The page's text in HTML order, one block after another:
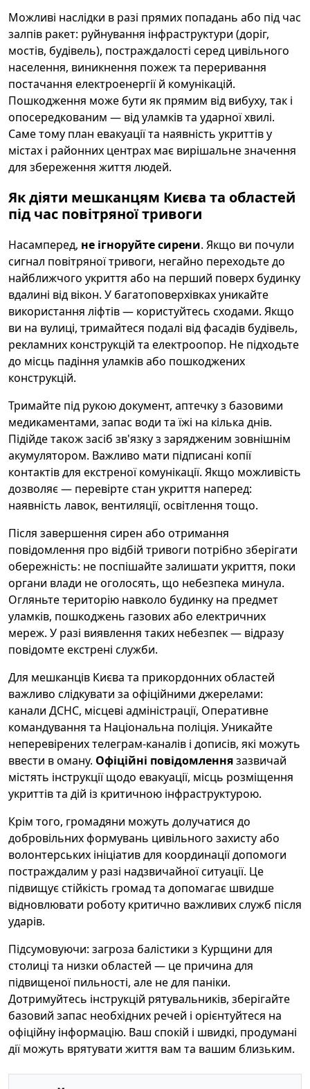
Можливі наслідки в разі прямих попадань або під час
залпів ракет: руйнування інфраструктури (доріг,
мостів, будівель), постраждалості серед цивільного
населення, виникнення пожеж та переривання
постачання електроенергії й комунікацій.
Пошкодження може бути як прямим від вибуху, так і
опосередкованим — від уламків та ударної хвилі.
Саме тому план евакуації та наявність укриттів у
містах і районних центрах має вирішальне значення
для збереження життя людей.
Як діяти мешканцям Києва та областей
під час повітряної тривоги
Насамперед, не ігноруйте сирени. Якщо ви почули
сигнал повітряної тривоги, негайно переходьте до
найближчого укриття або на перший поверх будинку
вдалині від вікон. У багатоповерхівках уникайте
використання ліфтів — користуйтесь сходами. Якщо
ви на вулиці, тримайтеся подалі від фасадів будівель,
рекламних конструкцій та електроопор. Не підходьте
до місць падіння уламків або пошкоджених
конструкцій.
Тримайте під рукою документ, аптечку з базовими
медикаментами, запас води та їжі на кілька днів.
Підійде також засіб зв'язку з зарядженим зовнішнім
акумулятором. Важливо мати підписані копії
контактів для екстреної комунікації. Якщо можливість
дозволяє — перевірте стан укриття наперед:
наявність лавок, вентиляції, освітлення тощо.
Після завершення сирен або отримання
повідомлення про відбій тривоги потрібно зберігати
обережність: не поспішайте залишати укриття, поки
органи влади не оголосять, що небезпека минула.
Огляньте територію навколо будинку на предмет
уламків, пошкоджень газових або електричних
мереж. У разі виявлення таких небезпек — відразу
повідомте екстрені служби.
Для мешканців Києва та прикордонних областей
важливо слідкувати за офіційними джерелами:
канали ДСНС, місцеві адміністрації, Оперативне
командування та Національна поліція. Уникайте
неперевірених телеграм-каналів і дописів, які можуть
ввести в оману. Офіційні повідомленнязазвичай
містять інструкції щодо евакуації, місць розміщення
укриттів та дій із критичною інфраструктурою.
Крім того, громадяни можуть долучатися до
добровільних формувань цивільного захисту або
волонтерських ініціатив для координації допомоги
постраждалим у разі надзвичайної ситуації. Це
підвищує стійкість громад та допомагає швидше
відновлювати роботу критично важливих служб після
ударів.
Підсумовуючи: загроза балістики з Курщини для
столиці та низки областей — це причина для
підвищеної пильності, але не для паніки.
Дотримуйтесь інструкцій рятувальників, зберігайте
базовий запас необхідних речей і орієнтуйтеся на
офіційну інформацію. Ваш спокій і швидкі, продумані
дії можуть врятувати життя вам та вашим близьким.